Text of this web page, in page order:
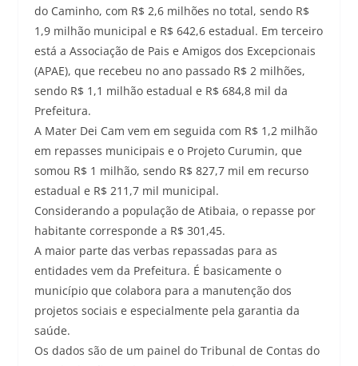
do Caminho, com R$ 2,6 milhões no total, sendo R$
1,9 milhão municipal e R$ 642,6 estadual. Em terceiro
está a Associação de Pais e Amigos dos Excepcionais
(APAE), que recebeu no ano passado R$ 2 milhões,
sendo R$ 1,1 milhão estadual e R$ 684,8 mil da
Prefeitura.
A Mater Dei Cam vem em seguida com R$ 1,2 milhão
em repasses municipais e o Projeto Curumin, que
somou R$ 1 milhão, sendo R$ 827,7 mil em recurso
estadual e R$ 211,7 mil municipal.
Considerando a população de Atibaia, o repasse por
habitante corresponde a R$ 301,45.
A maior parte das verbas repassadas para as
entidades vem da Prefeitura. É basicamente o
município que colabora para a manutenção dos
projetos sociais e especialmente pela garantia da
saúde.
Os dados são de um painel do Tribunal de Contas do